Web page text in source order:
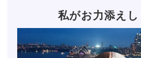
私がお力添え